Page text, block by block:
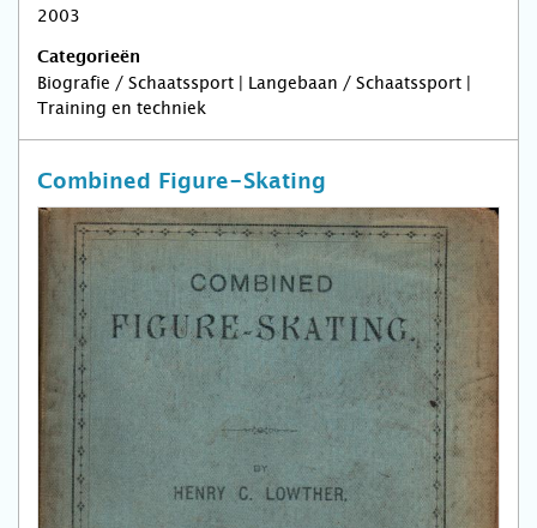
2003
Categorieën
Biografie / Schaatssport | Langebaan / Schaatssport |
Training en techniek
Combined Figure-Skating